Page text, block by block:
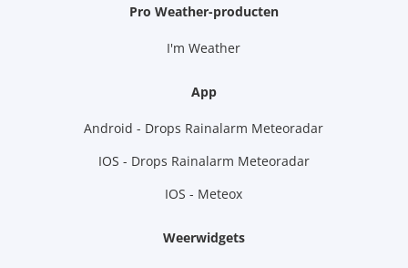
Pro Weather-producten
I'm Weather
App
Android - Drops Rainalarm Meteoradar
IOS - Drops Rainalarm Meteoradar
IOS - Meteox
Weerwidgets